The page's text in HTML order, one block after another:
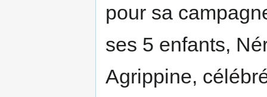
pour sa
ses 5 enfants,
Agrippine,